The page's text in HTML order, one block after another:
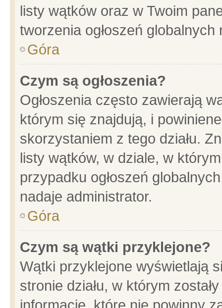
listy wątków oraz w Twoim
tworzenia ogłoszeń
Góra
Czym są ogłoszenia?
Ogłoszenia często zawierają
którym się znajdują, i
skorzystaniem z tego działu.
listy wątków, w dziale, w
przypadku ogłoszeń
nadaje administrator.
Góra
Czym są wątki przyklejone?
Wątki przyklejone wyświetlają
stronie działu, w którym